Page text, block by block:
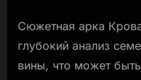
Сюжетная арка
глубокий анализ
вины, что может